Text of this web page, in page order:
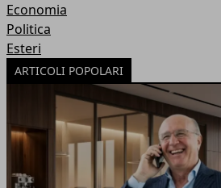
Economia
Politica
Esteri
ARTICOLI POPOLARI